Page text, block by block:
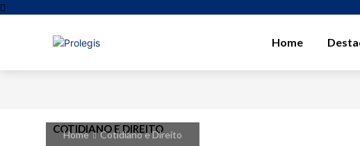
Home
Home Cotidiano e Direito
COTIDIANO E DIREITO